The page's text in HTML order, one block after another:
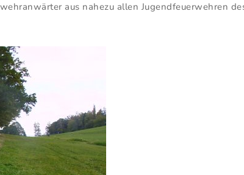
aus nahezu allen Jugendfeuerwehren